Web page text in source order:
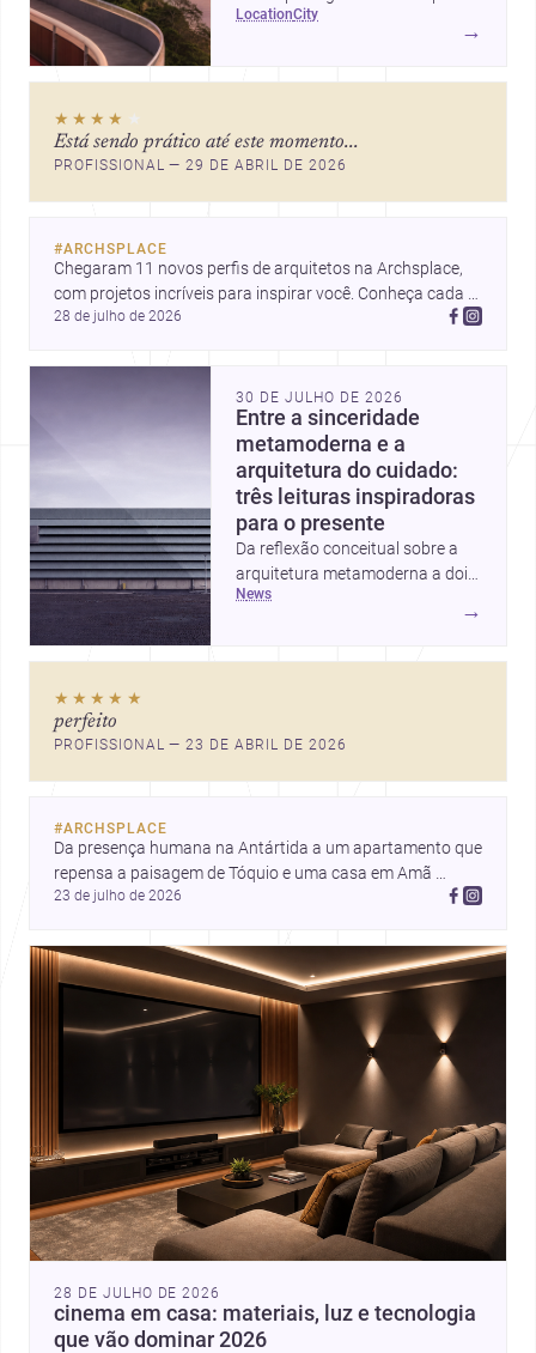
ícones como o Museu de Arte
mercado interessante para quem
quer construir, reformar ou
location city
→
★★★★ ★
Está sendo prático até este momento...
PROFISSIONAL — 29 DE ABRIL DE 2026
#ARCHSPLACE
Chegaram 11 novos perfis de arquitetos na Archsplace,
com projetos incríveis para inspirar você. Conheça cada
perfil e descubra novas ideias para seus próximos
28 de julho de 2026
30 DE JULHO DE 2026
Entre a sinceridade
metamoderna e a
arquitetura do cuidado:
três leituras inspiradoras
para o presente
Da reflexão conceitual sobre a
arquitetura metamoderna a dois
projetos que colocam escala
humana, bem-estar e experiência
pensar forma, uso e emoção
news
→
★★★★★
perfeito
PROFISSIONAL — 23 DE ABRIL DE 2026
#ARCHSPLACE
Da presença humana na Antártida a um apartamento que
repensa a paisagem de Tóquio e uma casa em Amã
integrada ao terreno. Descubra mais inspirações, projetos
23 de julho de 2026
28 DE JULHO DE 2026
cinema em casa: materiais, luz e tecnologia
que vão dominar 2026